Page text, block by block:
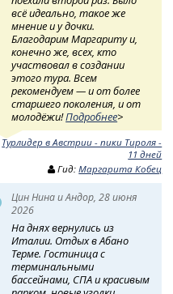
всё идеально, такое же
мнение и у дочки.
Благодарим Маргариту и,
конечно же, всех, кто
участвовал в создании
этого тура. Всем
рекомендуем — и от более
старшего поколения, и от
молодёжи!Подробнее>
Турлидер в Австрии - пики Тироля -
11 дней
Гид:Маргарита Кобец
Цин Нина и Андор, 28 июня
2026
На днях вернулись из
Италии. Отдых в Абано
Терме. Гостиница с
терминальными
бассейнами, СПА и красивым